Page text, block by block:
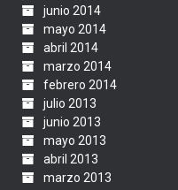
junio 2014
mayo 2014
abril 2014
marzo 2014
febrero 2014
julio 2013
junio 2013
mayo 2013
abril 2013
marzo 2013